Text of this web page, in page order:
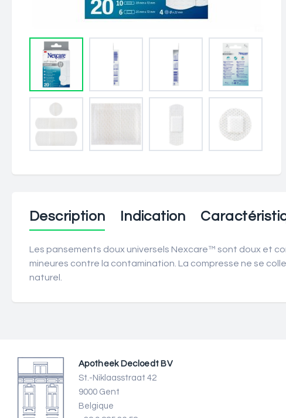
Description Indication
Les pansements doux universels Nexcare™ sont doux et
mineures contre la contamination. La compresse ne se
naturel.
Apotheek Decloedt BV
St.-Niklaasstraat 42
9000 Gent
Belgique